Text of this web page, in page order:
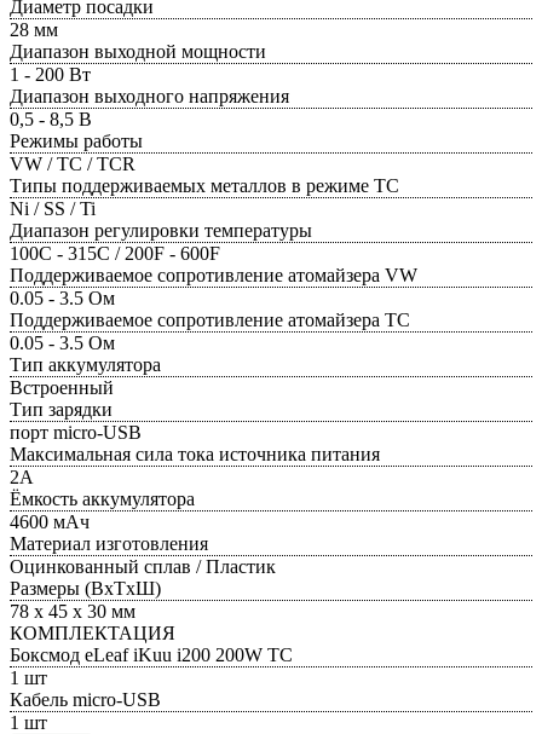
Диаметр посадки
28 мм
Диапазон выходной мощности
1 - 200 Вт
Диапазон выходного напряжения
0,5 - 8,5 В
Режимы работы
VW / TC / TCR
Типы поддерживаемых металлов в режиме TC
Ni / SS / Ti
Диапазон регулировки температуры
100С - 315С / 200F - 600F
Поддерживаемое сопротивление атомайзера VW
0.05 - 3.5 Ом
Поддерживаемое сопротивление атомайзера TC
0.05 - 3.5 Ом
Тип аккумулятора
Встроенный
Тип зарядки
порт micro-USB
Максимальная сила тока источника питания
2А
Ёмкость аккумулятора
4600 мАч
Материал изготовления
Оцинкованный сплав / Пластик
Размеры (ВxТxШ)
78 х 45 х 30 мм
КОМПЛЕКТАЦИЯ
Боксмод eLeaf iKuu i200 200W TC
1 шт
Кабель micro-USB
1 шт